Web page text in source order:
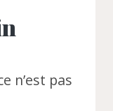
n’est pas